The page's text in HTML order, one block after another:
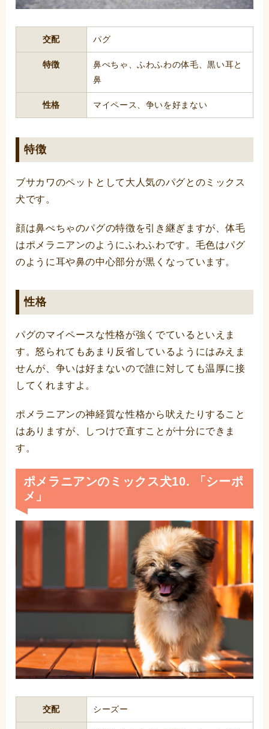
交配 パグ
特徴
鼻ぺちゃ、ふわふわの体毛、黒い耳と
鼻
性格 マイペース、争いを好まない
特徴
ブサカワのペットとして大人気のパグとのミックス
犬です。
顔は鼻ぺちゃのパグの特徴を引き継ぎますが、体毛
はポメラニアンのようにふわふわです。毛色はパグ
のように耳や鼻の中心部分が黒くなっています。
性格
パグのマイペースな性格が強くでているといえま
す。怒られてもあまり反省しているようにはみえま
せんが、争いは好まないので誰に対しても温厚に接
してくれますよ。
ポメラニアンの神経質な性格から吠えたりすること
はありますが、しつけで直すことが十分にできま
す。
ポメラニアンのミックス犬10. 「シーポ
メ」
交配 シーズー